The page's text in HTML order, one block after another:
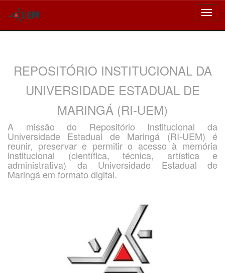
REPOSITÓRIO INSTITUCIONAL DA
UNIVERSIDADE ESTADUAL DE
MARINGÁ (RI-UEM)
A missão do Repositório Institucional da
Universidade Estadual de Maringá (RI-UEM) é
reunir, preservar e permitir o acesso à memória
institucional (científica, técnica, artística e
administrativa) da Universidade Estadual de
Maringá em formato digital.